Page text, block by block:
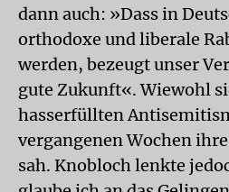
dann auch: »Dass in
orthodoxe und liberale
werden, bezeugt unser
gute Zukunft«. Wiewohl
hasserfüllten
vergangenen Wochen
sah. Knobloch lenkte